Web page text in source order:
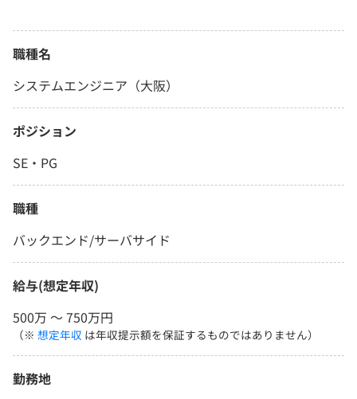
職種名
システムエンジニア（大阪）
ポジション
SE・PG
職種
バックエンド/サーバサイド
給与(想定年収)
500万 〜 750万円
（※ 想定年収 は年収提示額を保証するものではありません）
勤務地